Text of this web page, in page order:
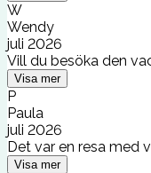
W
Wendy
juli 2026
Vill du besöka den
Visa mer
P
Paula
juli 2026
Det var en resa med
Visa mer